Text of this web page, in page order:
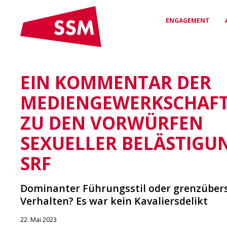
ENGAGEMENT
VEREINBARUNGEN
& VERTRÄGE
Arbeitsverträge für
Sicherheit & Fairness
NETZWERK
RECHTSSCHUTZ &
BERATUNG
Kompetente Unterstützung
bei arbeitsrechtlichen
Fragen
DAS SSM
Wer wir sind und wofür wir
stehen
EIN KOMMENTAR DER
ZU DEN VORWÜRFEN
SEXUELLER
SRF
Dominanter Führungsstil oder
Verhalten? Es war kein Kavaliersdelikt
22. Mai 2023